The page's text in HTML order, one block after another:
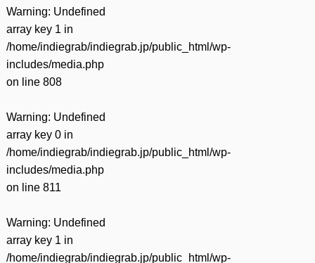
Warning: Undefined
array key 1 in
/home/indiegrab/indiegrab.jp/public_html/wp-
includes/media.php
on line 808
Warning: Undefined
array key 0 in
/home/indiegrab/indiegrab.jp/public_html/wp-
includes/media.php
on line 811
Warning: Undefined
array key 1 in
/home/indiegrab/indiegrab.jp/public_html/wp-